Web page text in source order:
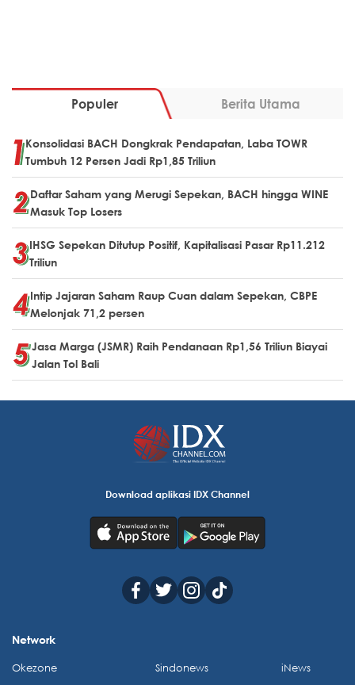
Populer Berita Utama
Konsolidasi BACH Dongkrak Pendapatan, Laba TOWR
Tumbuh 12 Persen Jadi Rp1,85 Triliun
Daftar Saham yang Merugi Sepekan, BACH hingga WINE
Masuk Top Losers
IHSG Sepekan Ditutup Positif, Kapitalisasi Pasar Rp11.212
Triliun
Intip Jajaran Saham Raup Cuan dalam Sepekan, CBPE
Melonjak 71,2 persen
Jasa Marga (JSMR) Raih Pendanaan Rp1,56 Triliun Biayai
Jalan Tol Bali
Download aplikasi IDX Channel
Network
Okezone
Sindonews
iNews